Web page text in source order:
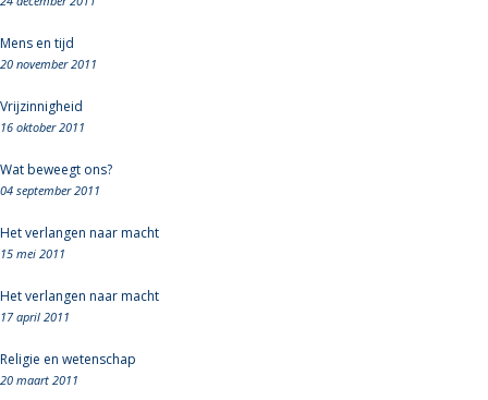
Mens en tijd
20 november 2011
Vrijzinnigheid
16 oktober 2011
Wat beweegt ons?
04 september 2011
Het verlangen naar macht
15 mei 2011
Het verlangen naar macht
17 april 2011
Religie en wetenschap
20 maart 2011